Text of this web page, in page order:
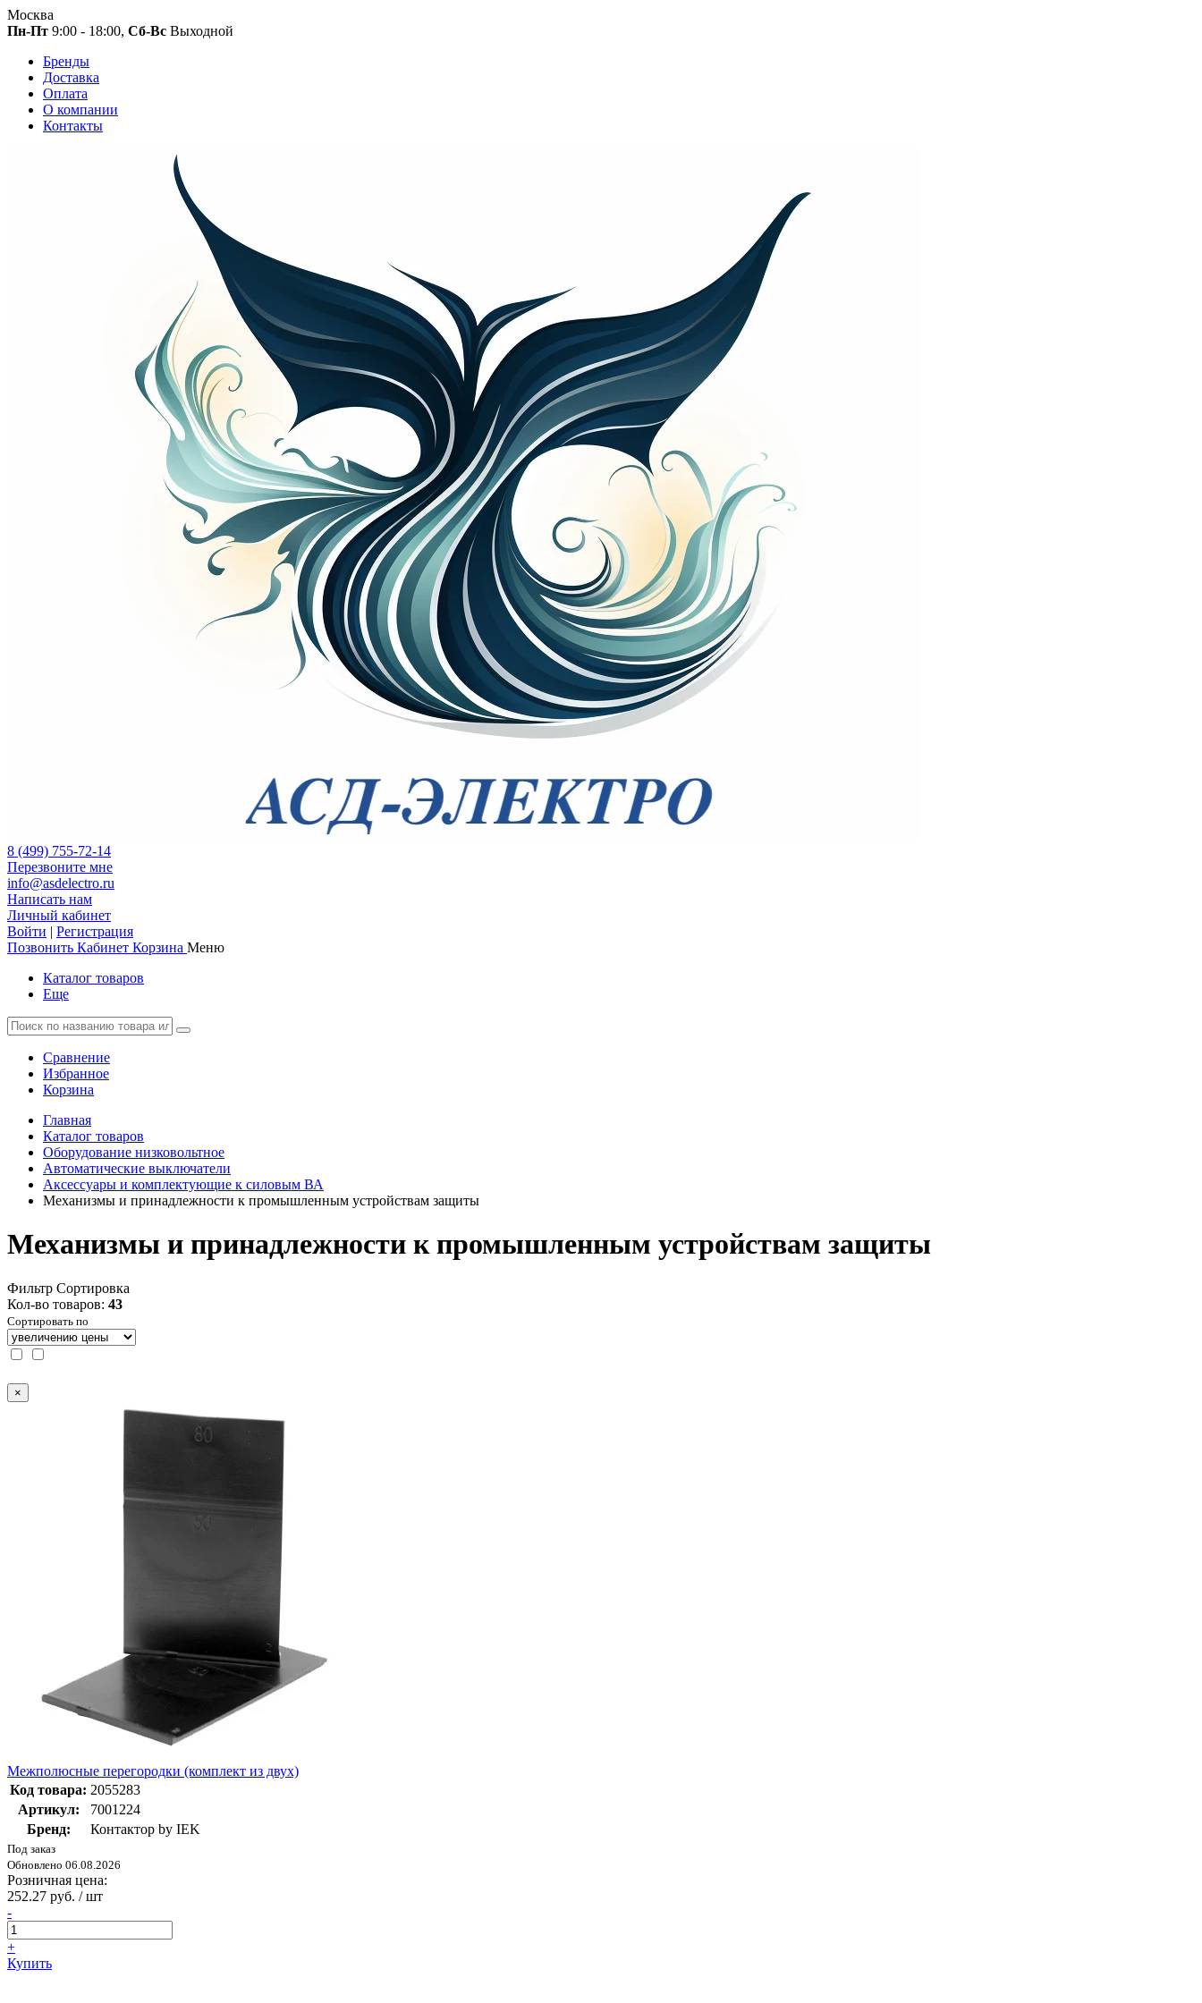
Москва
Пн-Пт 9:00 - 18:00, Сб-Вс Выходной
Бренды
Доставка
Оплата
О компании
Контакты
8 (499) 755-72-14
Перезвоните мне
info@asdelectro.ru
Написать нам
Личный кабинет
Войти | Регистрация
Позвонить Кабинет Корзина Меню
Каталог товаров
Еще
Сравнение
Избранное
Корзина
Главная
Каталог товаров
Оборудование низковольтное
Автоматические выключатели
Аксессуары и комплектующие к силовым ВА
Механизмы и принадлежности к промышленным устройствам защиты
Механизмы и принадлежности к промышленным устройствам защиты
Фильтр Сортировка
Кол-во товаров: 43
Сортировать по
×
Межполюсные перегородки (комплект из двух)
Код товара: 2055283
Артикул:
7001224
Бренд:
Контактор by IEK
Под заказ
Обновлено 06.08.2026
Розничная цена:
252.27 руб. / шт
-
+
Купить